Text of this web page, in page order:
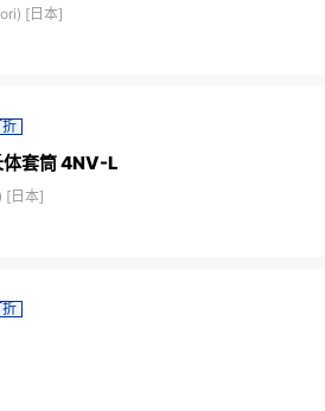
[日本]
体套筒 4NV-L
[日本]